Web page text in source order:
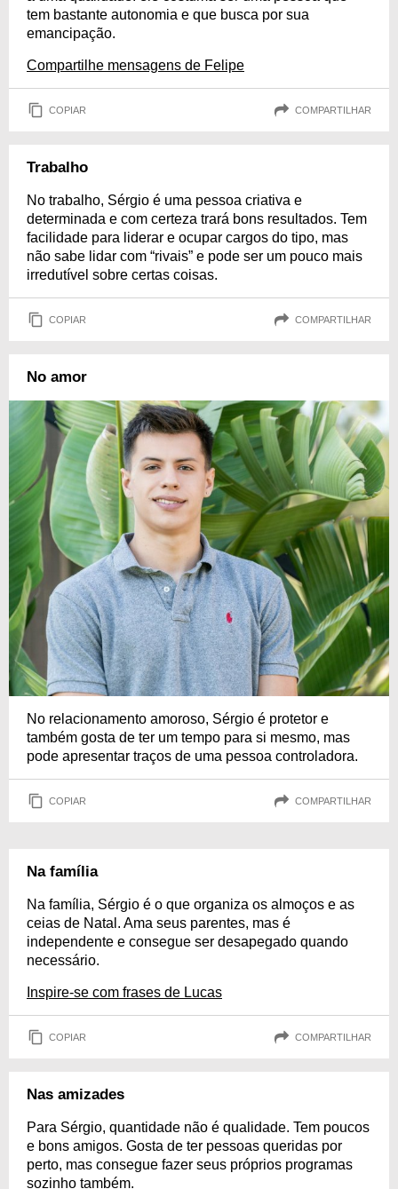
tem bastante autonomia e que busca por sua
emancipação.
Compartilhe mensagens de Felipe
COPIAR COMPARTILHAR
Trabalho
No trabalho, Sérgio é uma pessoa criativa e
determinada e com certeza trará bons resultados. Tem
facilidade para liderar e ocupar cargos do tipo, mas
não sabe lidar com “rivais” e pode ser um pouco mais
irredutível sobre certas coisas.
COPIAR COMPARTILHAR
No amor
No relacionamento amoroso, Sérgio é protetor e
também gosta de ter um tempo para si mesmo, mas
pode apresentar traços de uma pessoa controladora.
COPIAR COMPARTILHAR
Na família
Na família, Sérgio é o que organiza os almoços e as
ceias de Natal. Ama seus parentes, mas é
independente e consegue ser desapegado quando
necessário.
Inspire-se com frases de Lucas
COPIAR COMPARTILHAR
Nas amizades
Para Sérgio, quantidade não é qualidade. Tem poucos
e bons amigos. Gosta de ter pessoas queridas por
perto, mas consegue fazer seus próprios programas
sozinho também.